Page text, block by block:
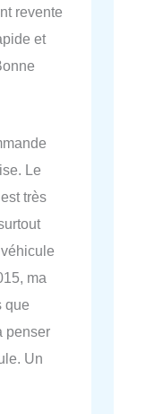
revente
et
Le
très
ma
que
penser
Un